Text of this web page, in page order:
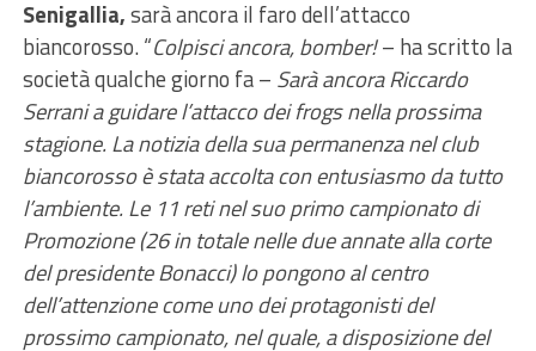
Senigallia,sarà ancora il faro dell’attacco
biancorosso. “Colpisci ancora, bomber!– ha scritto la
società qualche giorno fa – Sarà ancora Riccardo
Serrani a guidare l’attacco dei frogs nella prossima
stagione. La notizia della sua permanenza nel club
biancorosso è stata accolta con entusiasmo da tutto
l’ambiente. Le 11 reti nel suo primo campionato di
Promozione (26 in totale nelle due annate alla corte
del presidente Bonacci) lo pongono al centro
dell’attenzione come uno dei protagonisti del
prossimo campionato, nel quale, a disposizione del